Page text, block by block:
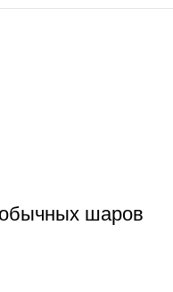
шаров